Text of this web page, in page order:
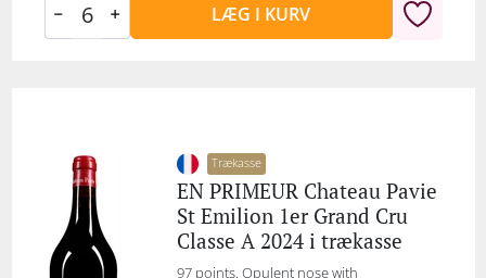
LÆG I KURV
Trækasse
EN PRIMEUR Chateau Pavie
St Emilion 1er Grand Cru
Classe A 2024 i trækasse
97 points. Opulent nose with